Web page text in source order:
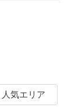
気エリア